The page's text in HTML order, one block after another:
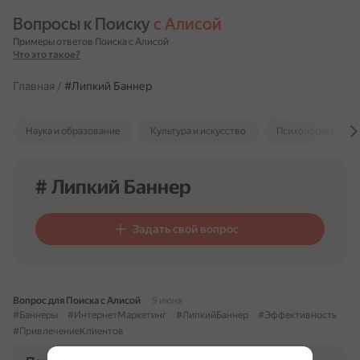
Вопросы к Поиску с Алисой
Примеры ответов Поиска с Алисой
Что это такое?
Главная / #Липкий Баннер
Наука и образование Культура и искусство Психология и
# Липкий Баннер
Задать свой вопрос
Вопрос для Поиска с Алисой
5 июня
#Баннеры
#ИнтернетМаркетинг #ЛипкийБаннер
#Эффективность
#ПривлечениеКлиентов